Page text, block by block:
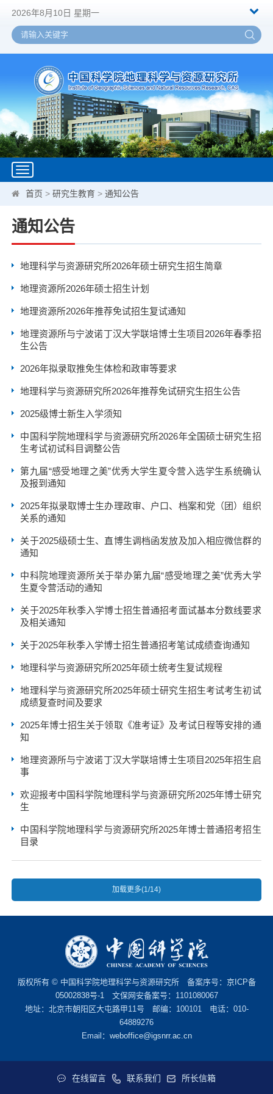
2026年8月10日 星期一
Toggle
navigation
首页 >研究生教育 >通知公告
通知公告
地理科学与资源研究所2026年硕士研究生招生简章
地理资源所2026年硕士招生计划
地理资源所2026年推荐免试招生复试通知
地理资源所与宁波诺丁汉大学联培博士生项目2026年春季招
生公告
2026年拟录取推免生体检和政审等要求
地理科学与资源研究所2026年推荐免试研究生招生公告
2025级博士新生入学须知
中国科学院地理科学与资源研究所2026年全国硕士研究生招
生考试初试科目调整公告
第九届“感受地理之美”优秀大学生夏令营入选学生系统确认
及报到通知
2025年拟录取博士生办理政审、户口、档案和党（团）组织
关系的通知
关于2025级硕士生、直博生调档函发放及加入相应微信群的
通知
中科院地理资源所关于举办第九届“感受地理之美”优秀大学
生夏令营活动的通知
关于2025年秋季入学博士招生普通招考面试基本分数线要求
及相关通知
关于2025年秋季入学博士招生普通招考笔试成绩查询通知
地理科学与资源研究所2025年硕士统考生复试规程
地理科学与资源研究所2025年硕士研究生招生考试考生初试
成绩复查时间及要求
2025年博士招生关于领取《准考证》及考试日程等安排的通
知
地理资源所与宁波诺丁汉大学联培博士生项目2025年招生启
事
欢迎报考中国科学院地理科学与资源研究所2025年博士研究
生
中国科学院地理科学与资源研究所2025年博士普通招考招生
目录
加载更多(1/14)
版权所有 © 中国科学院地理科学与资源研究所 备案序号： 京ICP备
05002838号-1文保网安备案号：1101080067
地址：北京市朝阳区大屯路甲11号 邮编：100101 电话：010-
64889276
Email： weboffice@igsnrr.ac.cn
在线留言 联系我们 所长信箱